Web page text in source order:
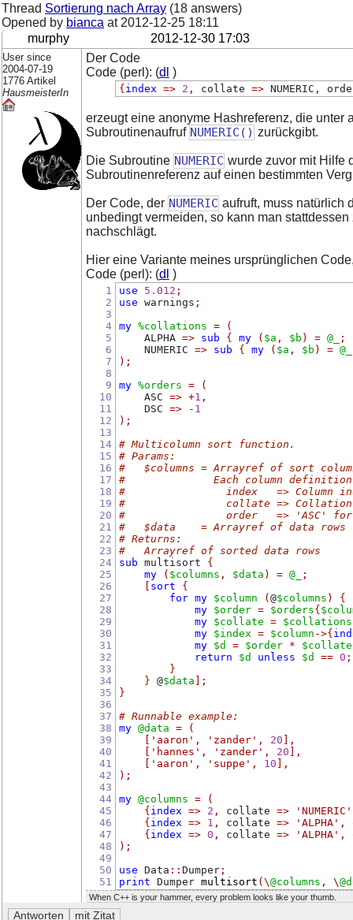
Thread Sortierung nach Array (18 answers)
Opened by bianca at 2012-12-25 18:11
murphy
2012-12-30 17:03
User since
2004-07-19
1776 Artikel
HausmeisterIn
Der Code
Code (perl): (dl )
{ index => 2 , collate => NUMERIC ,
erzeugt eine anonyme Hashreferenz, die unter
Subroutinenaufruf NUMERIC() zurückgibt.
Die Subroutine NUMERIC wurde zuvor mit Hilfe
Subroutinenreferenz auf einen bestimmten
Der Code, der NUMERIC aufruft, muss natürlich
unbedingt vermeiden, so kann man
nachschlägt.
Hier eine Variante meines ursprünglichen
Code (perl): (dl )
1
2
3
4
5
6
7
8
9
10
11
12
13
14
15
16
17
18
19
20
21
22
23
24
25
26
27
28
29
30
31
32
33
34
35
36
37
38
39
40
41
42
43
44
45
46
47
48
49
50
51
use 5.012 ;
use warnings ;
my %collations =
(
    ALPHA
=> sub { my ( $a , $b ) = @_ ;
    NUMERIC
=> sub { my ( $a , $b ) = @_
);
my %orders =
(
    ASC
=> +1 ,
    DSC
=> - 1
);
# Multicolumn sort function.
# Params:
#   $columns = Arrayref of sort
#              Each column definition
#                index   => Column
#                collate => Collation
#                order   => 'ASC' for
#   $data    = Arrayref of data rows
# Returns:
#   Arrayref of sorted data rows
sub multisort {
my
( $columns , $data ) = @_
;
sort
{
for my $column ( @$columns )
{
my
$order = $orders{
my
$collate = $collations
my
$index = $column ->{
my
$d = $order * $collate
return
$d unless $d == 0 ;
}
} @$data ];
}
# Runnable example:
my @data =
(
'aaron' , 'zander' , 20 ],
'hannes' , 'zander' , 20 ],
'aaron' , 'suppe' , 10 ],
);
my @columns =
(
{ index => 2 , collate => 'NUMERIC'
{ index => 1 , collate => 'ALPHA' ,
{ index => 0 , collate => 'ALPHA' ,
);
use Data :: Dumper;
print Dumper multisort (\@columns , \
When C++ is your hammer, every problem looks like your thumb.